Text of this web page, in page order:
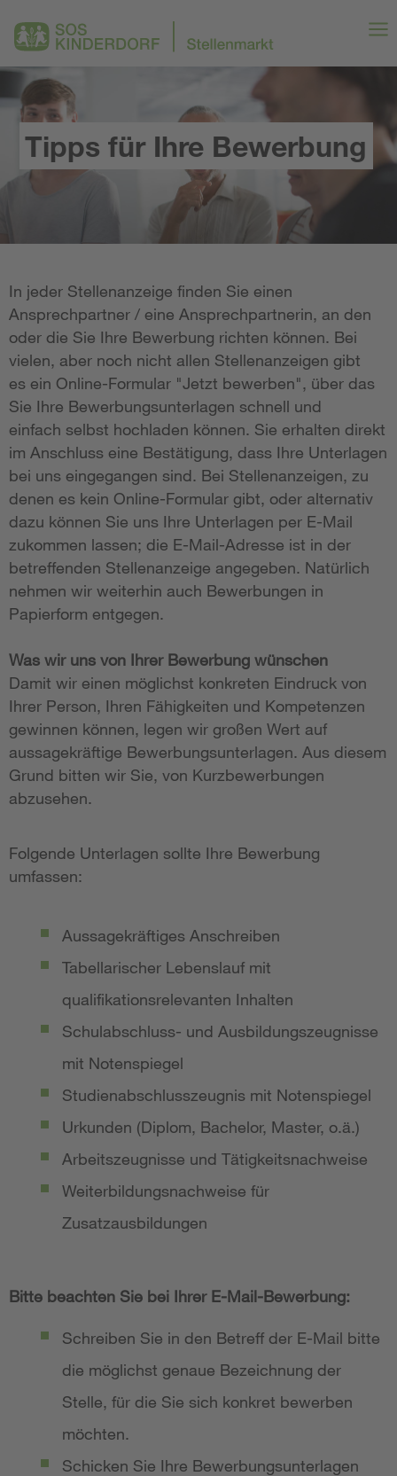
Tipps für Ihre Bewerbung
In jeder Stellenanzeige finden Sie einen
Ansprechpartner / eine Ansprechpartnerin, an den
oder die Sie Ihre Bewerbung richten können. Bei
vielen, aber noch nicht allen Stellenanzeigen gibt
es ein Online-Formular "Jetzt bewerben", über das
Sie Ihre Bewerbungsunterlagen schnell und
einfach selbst hochladen können. Sie erhalten direkt
im Anschluss eine Bestätigung, dass Ihre Unterlagen
bei uns eingegangen sind. Bei Stellenanzeigen, zu
denen es kein Online-Formular gibt, oder alternativ
dazu können Sie uns Ihre Unterlagen per E-Mail
zukommen lassen; die E-Mail-Adresse ist in der
betreffenden Stellenanzeige angegeben. Natürlich
nehmen wir weiterhin auch Bewerbungen in
Papierform entgegen.
Was wir uns von Ihrer Bewerbung wünschen
Damit wir einen möglichst konkreten Eindruck von
Ihrer Person, Ihren Fähigkeiten und Kompetenzen
gewinnen können, legen wir großen Wert auf
aussagekräftige Bewerbungsunterlagen. Aus diesem
Grund bitten wir Sie, von Kurzbewerbungen
abzusehen.
Folgende Unterlagen sollte Ihre Bewerbung
umfassen:
Aussagekräftiges Anschreiben
Tabellarischer Lebenslauf mit
qualifikationsrelevanten Inhalten
Schulabschluss- und Ausbildungszeugnisse
mit Notenspiegel
Studienabschlusszeugnis mit Notenspiegel
Urkunden (Diplom, Bachelor, Master, o.ä.)
Arbeitszeugnisse und Tätigkeitsnachweise
Weiterbildungsnachweise für
Zusatzausbildungen
Bitte beachten Sie bei Ihrer E-Mail-Bewerbung:
Schreiben Sie in den Betreff der E-Mail bitte
die möglichst genaue Bezeichnung der
Stelle, für die Sie sich konkret bewerben
möchten.
Schicken Sie Ihre Bewerbungsunterlagen